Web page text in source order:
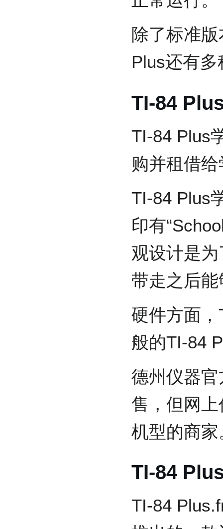
除了标准
Plus还有
TI-84
TI-84 Plus
购并租借
TI-84 Plus
印有
观设计是
带走之后
硬件方面
般的TI-84
德州仪器
售，但网
机型的商家
TI-84
TI-84